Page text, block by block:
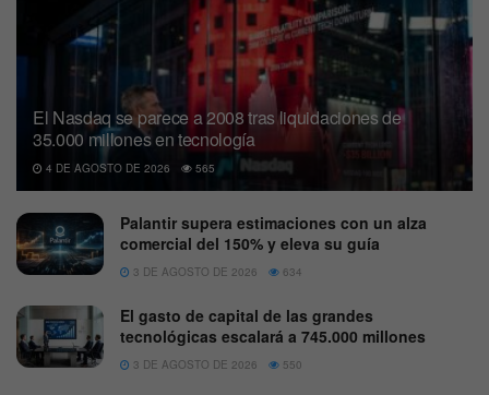
El Nasdaq se parece a 2008 tras liquidaciones de
35.000 millones en tecnología
4 DE AGOSTO DE 2026 565
Palantir supera estimaciones con un alza
comercial del 150% y eleva su guía
3 DE AGOSTO DE 2026 634
El gasto de capital de las grandes
tecnológicas escalará a 745.000 millones
3 DE AGOSTO DE 2026 550